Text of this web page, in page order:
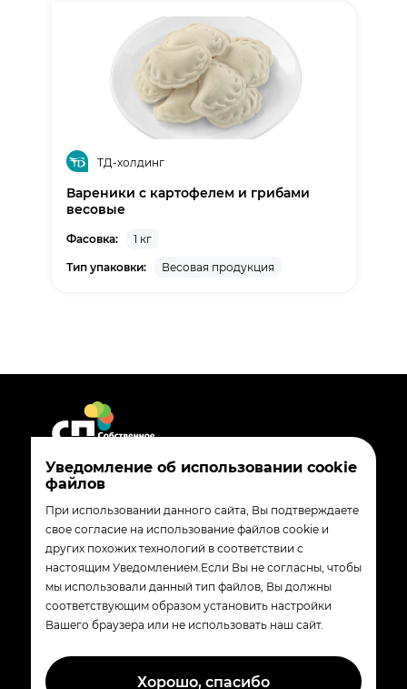
ТД-холдинг
Вареники с картофелем и грибами
весовые
Фасовка:
1 кг
Тип упаковки:
Весовая продукция
8 800 200-90-02
madebytander_com@magnit.ru
350072
Краснодар, ул. Солнечная 15/5
© «Собственные производства группы
Уведомление об использовании cookie
файлов
При использовании данного сайта, Вы подтверждаете
свое согласие на использование файлов cookie и
других похожих технологий в соответствии с
настоящим Уведомлением.Если Вы не согласны, чтобы
мы использовали данный тип файлов, Вы должны
соответствующим образом установить настройки
Вашего браузера или не использовать наш сайт.
Хорошо, спасибо